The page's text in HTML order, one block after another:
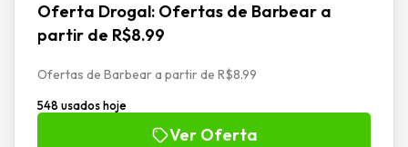
Oferta Drogal: Ofertas de Barbear a
partir de R$8.99
Ofertas de Barbear a partir de R$8.99
548 usados hoje
Ver Oferta